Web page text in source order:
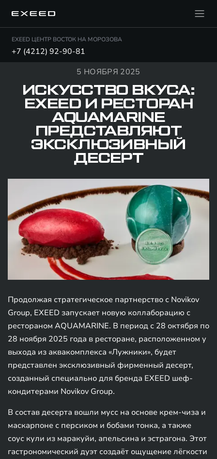
EXEED ЦЕНТР ВОСТОК НА МОРОЗОВА
+7 (4212) 92-90-81
5 НОЯБРЯ 2025
ИСКУССТВО ВКУСА:
EXEED И РЕСТОРАН
AQUAMARINE
ПРЕДСТАВЛЯЮТ
ЭКСКЛЮЗИВНЫЙ
ДЕСЕРТ
Продолжая стратегическое партнерство с Novikov
Group, EXEED запускает новую коллаборацию с
рестораном AQUAMARINE. В период с 28 октября по
28 ноября 2025 года в ресторане, расположенном у
выхода из аквакомплекса «Лужники», будет
представлен эксклюзивный фирменный десерт,
созданный специально для бренда EXEED шеф-
кондитерами Novikov Group.
В состав десерта вошли мусс на основе крем-чиза и
маскарпоне с персиком и бобами тонка, а также
соус кули из маракуйи, апельсина и эстрагона. Этот
гастрономический дуэт создаёт ощущение лёгкости